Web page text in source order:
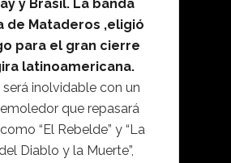
y Brasil. La banda
de Mataderos ,eligió
para el gran cierre
latinoamericana.
será inolvidable con un
que repasará
“El Rebelde” y “La
Diablo y la Muerte”,